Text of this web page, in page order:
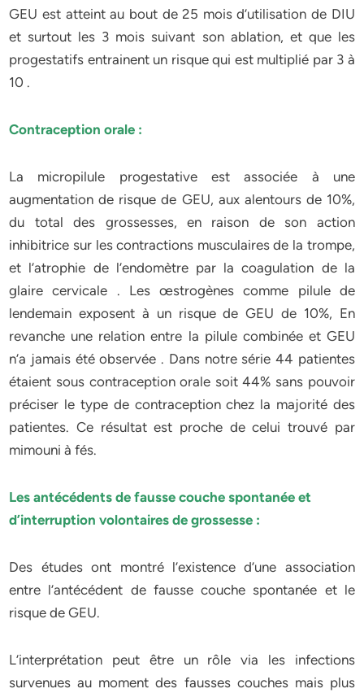
GEU est atteint au bout de 25 mois d’utilisation de DIU
et surtout les 3 mois suivant son ablation, et que les
progestatifs entrainent un risque qui est multiplié par 3 à
10 .
Contraception orale :
La micropilule progestative est associée à une
augmentation de risque de GEU, aux alentours de 10%,
du total des grossesses, en raison de son action
inhibitrice sur les contractions musculaires de la trompe,
et l’atrophie de l’endomètre par la coagulation de la
glaire cervicale . Les œstrogènes comme pilule de
lendemain exposent à un risque de GEU de 10%, En
revanche une relation entre la pilule combinée et GEU
n’a jamais été observée . Dans notre série 44 patientes
étaient sous contraception orale soit 44% sans pouvoir
préciser le type de contraception chez la majorité des
patientes. Ce résultat est proche de celui trouvé par
mimouni à fés.
Les antécédents de fausse couche spontanée et
d’interruption volontaires de grossesse :
Des études ont montré l’existence d’une association
entre l’antécédent de fausse couche spontanée et le
risque de GEU.
L’interprétation peut être un rôle via les infections
survenues au moment des fausses couches mais plus